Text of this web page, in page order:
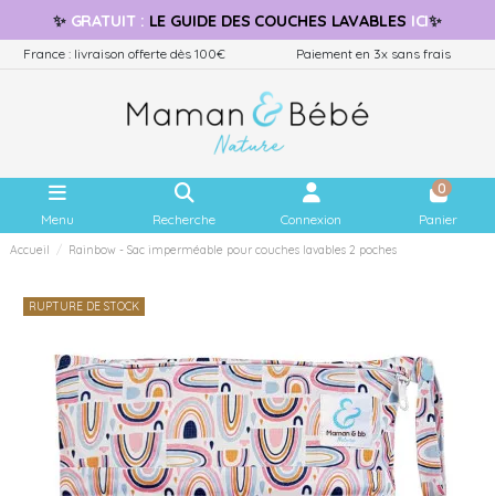
✨ GRATUIT: LE GUIDE DES COUCHES LAVABLES ICI✨
France : livraison offerte dès 100€ Paiement en 3x sans frais
Menu Recherche Connexion
0
Panier
Accueil Rainbow - Sac imperméable pour couches lavables 2 poches
RUPTURE DE STOCK